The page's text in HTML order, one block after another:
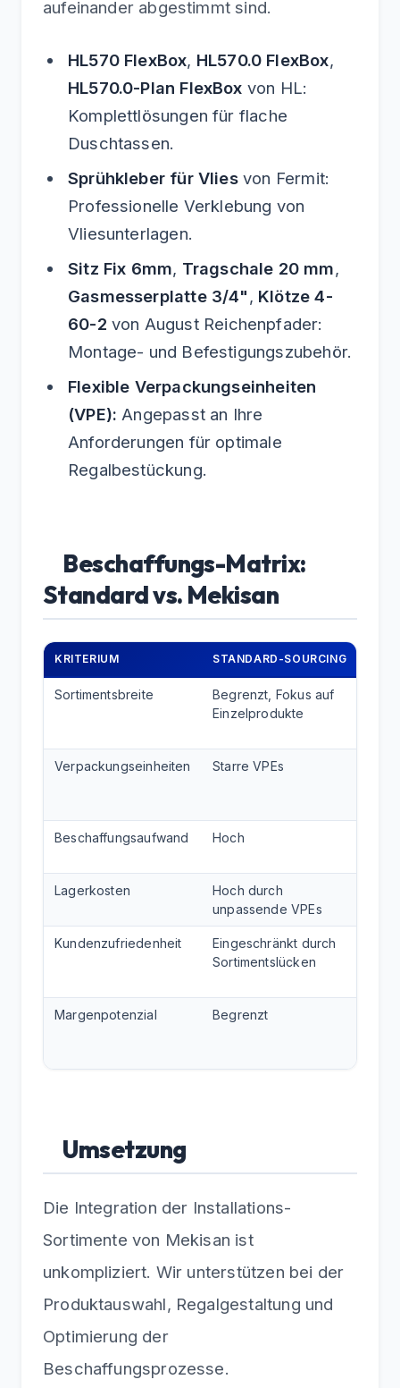
aufeinander abgestimmt sind.
HL570 FlexBox, HL570.0 FlexBox,
HL570.0-Plan FlexBox von HL:
Komplettlösungen für flache
Duschtassen.
Sprühkleber für Vliesvon Fermit:
Professionelle Verklebung von
Vliesunterlagen.
Sitz Fix 6mm, Tragschale 20 mm,
Gasmesserplatte 3/4", Klötze 4-
60-2 von August Reichenpfader:
Montage- und Befestigungszubehör.
Flexible Verpackungseinheiten
(VPE): Angepasst an Ihre
Anforderungen für optimale
Regalbestückung.
Beschaffungs-Matrix:
Standard vs. Mekisan
KRITERIUM STANDARD-SOURCING
Sortimentsbreite
Begrenzt, Fokus auf
Einzelprodukte
Verpackungseinheiten Starre VPEs
Beschaffungsaufwand Hoch
Lagerkosten
Hoch durch
unpassende VPEs
Kundenzufriedenheit
Eingeschränkt durch
Sortimentslücken
Margenpotenzial Begrenzt
Umsetzung
Die Integration der Installations-
Sortimente von Mekisan ist
unkompliziert. Wir unterstützen bei der
Produktauswahl, Regalgestaltung und
Optimierung der
Beschaffungsprozesse.